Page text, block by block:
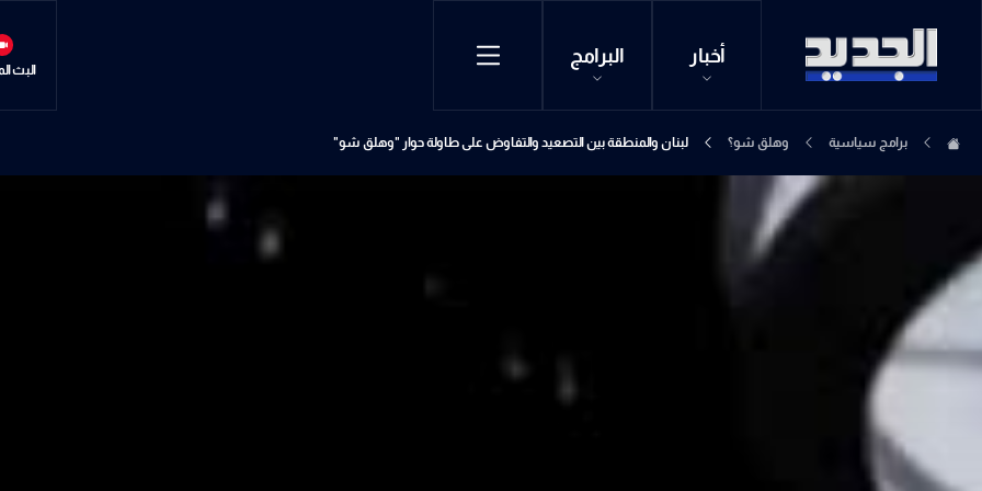
أخبار البرامج
البث
برامج سياسية وهلق شو؟ لبنان والمنطقة بين التصعيد والتفاوض على طاولة حوار "وهلق شو"